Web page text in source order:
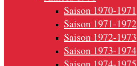
Saison 1970-1971
Saison 1971-1972
Saison 1972-1973
Saison 1973-1974